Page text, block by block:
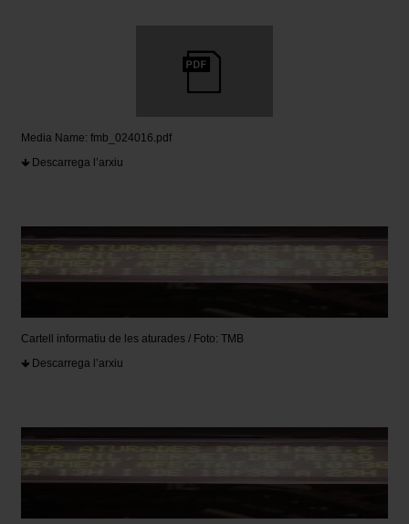
Media Name: fmb_024016.pdf
Descarrega l’arxiu
Cartell informatiu de les aturades / Foto: TMB
Descarrega l’arxiu